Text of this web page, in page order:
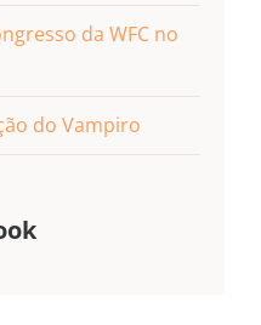
da WFC no
do Vampiro